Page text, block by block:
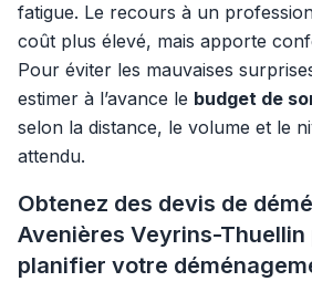
fatigue. Le recours à un
coût plus élevé, mais apporte
Pour éviter les mauvaises
estimer à l’avance le budget de
selon la distance, le volume et le
attendu.
Obtenez des devis de
Avenières Veyrins-Thuellin
planifier votre